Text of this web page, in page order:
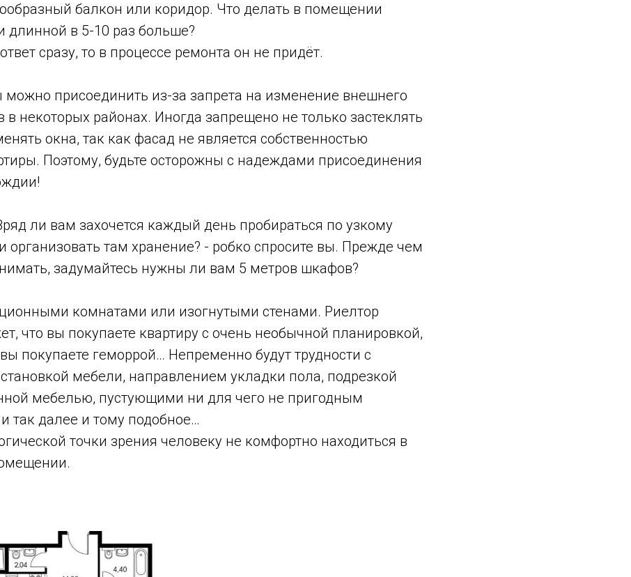
балкон или коридор. Что делать в помещении
длинной в 5-10 раз больше?
сразу, то в процессе ремонта он не придёт.
можно присоединить из-за запрета на изменение внешнего
в некоторых районах. Иногда запрещено не только застеклять
окна, так как фасад не является собственностью
Поэтому, будьте осторожны с надеждами присоединения
ли вам захочется каждый день пробираться по узкому
организовать там хранение? - робко спросите вы. Прежде чем
задумайтесь нужны ли вам 5 метров шкафов?
комнатами или изогнутыми стенами. Риелтор
что вы покупаете квартиру с очень необычной планировкой,
покупаете геморрой… Непременно будут трудности с
мебели, направлением укладки пола, подрезкой
мебелью, пустующими ни для чего не пригодным
так далее и тому подобное…
точки зрения человеку не комфортно находиться в